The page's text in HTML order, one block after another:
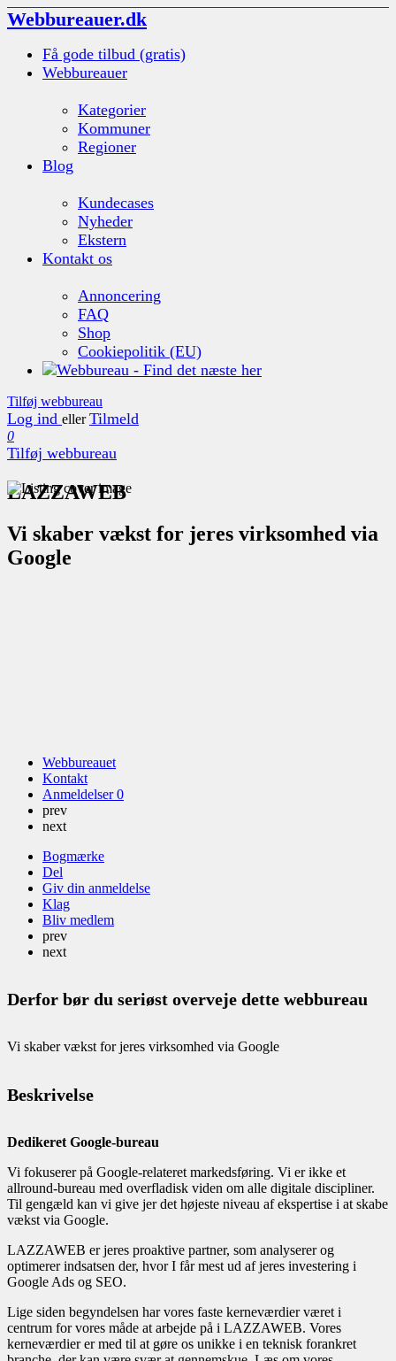
Webbureauer.dk
Få gode tilbud (gratis)
Webbureauer
Kategorier
Kommuner
Regioner
Blog
Kundecases
Nyheder
Ekstern
Kontakt os
Annoncering
FAQ
Shop
Cookiepolitik (EU)
Tilføj webbureau
Log ind eller Tilmeld
0
Tilføj webbureau
LAZZAWEB
Vi skaber vækst for jeres virksomhed via
Google
Webbureauet
Kontakt
Anmeldelser0
prev
next
Bogmærke
Del
Giv din anmeldelse
Klag
Bliv medlem
prev
next
Derfor bør du seriøst overveje dette webbureau
Vi skaber vækst for jeres virksomhed via Google
Beskrivelse
Dedikeret Google-bureau
Vi fokuserer på Google-relateret markedsføring. Vi er ikke et
allround-bureau med overfladisk viden om alle digitale discipliner.
Til gengæld kan vi give jer det højeste niveau af ekspertise i at skabe
vækst via Google.
LAZZAWEB er jeres proaktive partner, som analyserer og
optimerer indsatsen der, hvor I får mest ud af jeres investering i
Google Ads og SEO.
Lige siden begyndelsen har vores faste kerneværdier været i
centrum for vores måde at arbejde på i LAZZAWEB. Vores
kerneværdier er med til at gøre os unikke i en teknisk forankret